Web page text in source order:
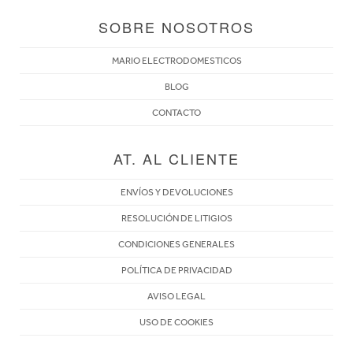
SOBRE NOSOTROS
MARIO ELECTRODOMESTICOS
BLOG
CONTACTO
AT. AL CLIENTE
ENVÍOS Y DEVOLUCIONES
RESOLUCIÓN DE LITIGIOS
CONDICIONES GENERALES
POLÍTICA DE PRIVACIDAD
AVISO LEGAL
USO DE COOKIES